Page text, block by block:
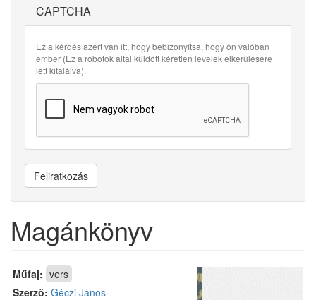
CAPTCHA
Ez a kérdés azért van itt, hogy bebizonyítsa, hogy ön valóban
ember (Ez a robotok által küldött kéretlen levelek elkerülésére
lett kitalálva).
Feliratkozás
Magánkönyv
Műfaj: vers
Szerző: Géczi János